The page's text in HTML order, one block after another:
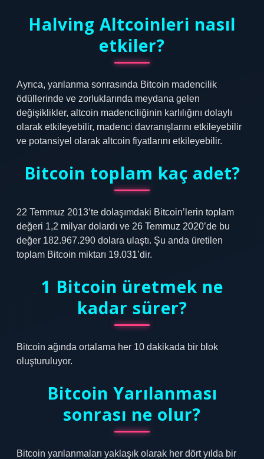
Halving Altcoinleri nasıl
etkiler?
Ayrıca, yarılanma sonrasında Bitcoin madencilik
ödüllerinde ve zorluklarında meydana gelen
değişiklikler, altcoin madenciliğinin karlılığını dolaylı
olarak etkileyebilir, madenci davranışlarını etkileyebilir
ve potansiyel olarak altcoin fiyatlarını etkileyebilir.
Bitcoin toplam kaç adet?
22 Temmuz 2013’te dolaşımdaki Bitcoin’lerin toplam
değeri 1,2 milyar dolardı ve 26 Temmuz 2020’de bu
değer 182.967.290 dolara ulaştı. Şu anda üretilen
toplam Bitcoin miktarı 19.031’dir.
1 Bitcoin üretmek ne
kadar sürer?
Bitcoin ağında ortalama her 10 dakikada bir blok
oluşturuluyor.
Bitcoin Yarılanması
sonrası ne olur?
Bitcoin yarılanmaları yaklaşık olarak her dört yılda bir